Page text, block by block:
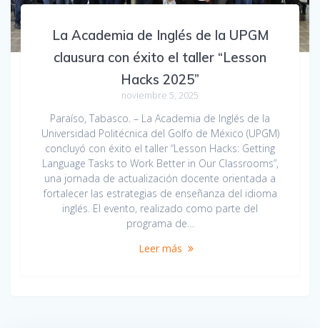
La Academia de Inglés de la UPGM
clausura con éxito el taller “Lesson
Hacks 2025”
noviembre 5, 2025
Paraíso, Tabasco. – La Academia de Inglés de la
Universidad Politécnica del Golfo de México (UPGM)
concluyó con éxito el taller “Lesson Hacks: Getting
Language Tasks to Work Better in Our Classrooms”,
una jornada de actualización docente orientada a
fortalecer las estrategias de enseñanza del idioma
inglés. El evento, realizado como parte del
programa de…
Leer más